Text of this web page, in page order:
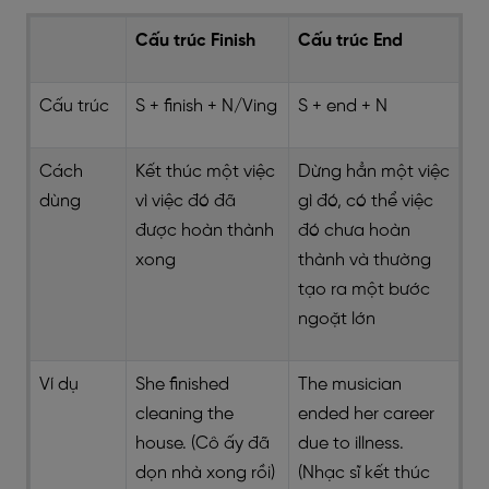
Cấu trúc Finish Cấu trúc End
Cấu trúc S + finish + N/Ving S + end + N
Cách
dùng
Kết thúc một việc
vì việc đó đã
được hoàn thành
xong
Dừng hẳn một việc
gì đó, có thể việc
đó chưa hoàn
thành và thường
tạo ra một bước
ngoặt lớn
Ví dụ
She finished
cleaning the
house. (Cô ấy đã
dọn nhà xong rồi)
The musician
ended her career
due to illness.
(Nhạc sĩ kết thúc